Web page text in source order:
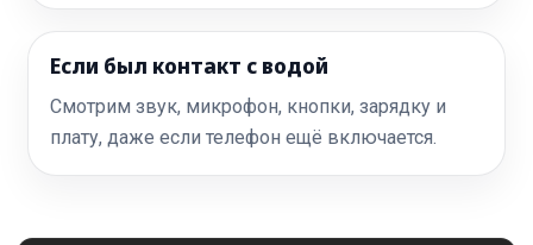
Если был контакт с водой
Смотрим звук, микрофон, кнопки, зарядку и
плату, даже если телефон ещё включается.